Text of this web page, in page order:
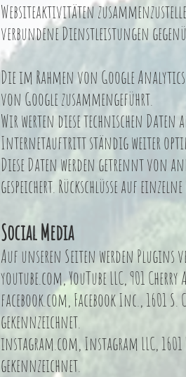
Websiteaktivitäten
verbundene Dienstleistungen
Die im Rahmen von Google
von Google zusammengeführt.
Wir werten diese technischen
Internetauftritt ständig weiter
Diese Daten werden getrennt von
gespeichert. Rückschlüsse auf
Social Media
Auf unseren Seiten werden Plugins
youtube.com, YouTube LLC, 901
facebook.com, Facebook Inc., 1601
gekennzeichnet.
instagram.com, Instagram LLC,
gekennzeichnet.